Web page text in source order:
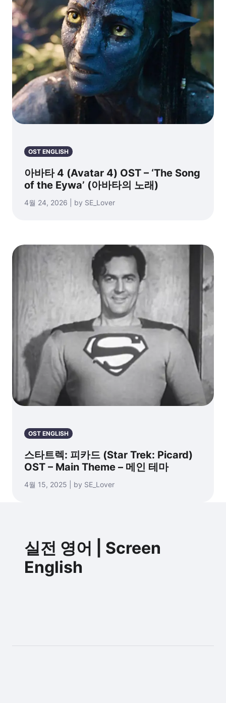
OST ENGLISH
아바타 4 (Avatar 4) OST – ‘The Song
of the Eywa’ (아바타의 노래)
4월 24, 2026 | by SE_Lover
OST ENGLISH
스타트렉: 피카드 (Star Trek: Picard)
OST – Main Theme – 메인 테마
4월 15, 2025 | by SE_Lover
실전 영어 | Screen
English